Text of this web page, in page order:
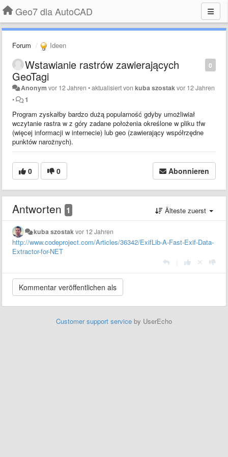
Geo7 dla AutoCAD
Forum Ideen
0
Wstawianie rastrów zawierających
GeoTagi
Anonym vor 12 Jahren •aktualisiert vonkuba szostakvor 12 Jahren
•
1
Program zyskałby bardzo dużą popularność gdyby umożliwiał
wczytanie rastra w z góry zadane położenia określone w pliku tfw
(więcej informacji w internecie) lub geo (zawierający współrzędne
punktów narożnych).
0 0 Abonnieren
Antworten 1 Älteste zuerst
kuba szostakvor 12 Jahren
http://www.codeproject.com/Articles/36342/ExifLib-A-Fast-Exif-Data-
Extractor-for-NET
Customer support service by UserEcho